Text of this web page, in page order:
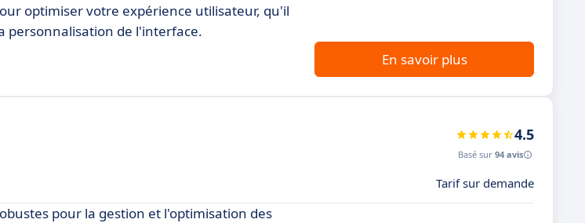
optimiser votre expérience utilisateur, qu'il
personnalisation de l'interface.
En savoir plus
4.5
Basé sur 94 avis
Tarif sur demande
pour la gestion et l'optimisation des